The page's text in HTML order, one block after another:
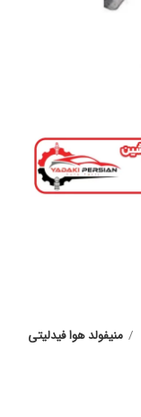
منیفولد هوا فیدلیتی